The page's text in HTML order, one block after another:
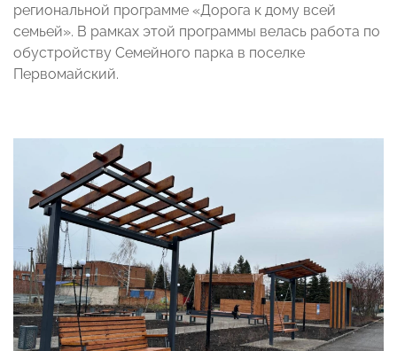
региональной программе «Дорога к дому всей
семьей». В рамках этой программы велась работа по
обустройству Семейного парка в поселке
Первомайский.